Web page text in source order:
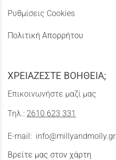
Ρυθμίσεις Cookies
Πολιτική Απορρήτου
ΧΡΕΙΑΖΕΣΤΕ ΒΟΗΘΕΙΑ;
Επικοινωνήστε μαζί μας
Τηλ.: 2610 623 331
E-mail: info@millyandmolly.gr
Βρείτε μας στον χάρτη